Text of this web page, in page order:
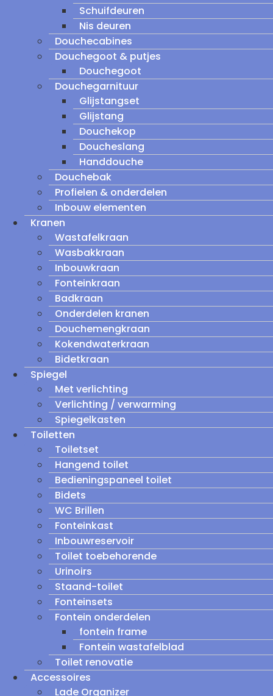
Schuifdeuren
Nis deuren
Douchecabines
Douchegoot & putjes
Douchegoot
Douchegarnituur
Glijstangset
Glijstang
Douchekop
Doucheslang
Handdouche
Douchebak
Profielen & onderdelen
Inbouw elementen
Kranen
Wastafelkraan
Wasbakkraan
Inbouwkraan
Fonteinkraan
Badkraan
Onderdelen kranen
Douchemengkraan
Kokendwaterkraan
Bidetkraan
Spiegel
Met verlichting
Verlichting / verwarming
Spiegelkasten
Toiletten
Toiletset
Hangend toilet
Bedieningspaneel toilet
Bidets
WC Brillen
Fonteinkast
Inbouwreservoir
Toilet toebehorende
Urinoirs
Staand-toilet
Fonteinsets
Fontein onderdelen
fontein frame
Fontein wastafelblad
Toilet renovatie
Accessoires
Lade Organizer